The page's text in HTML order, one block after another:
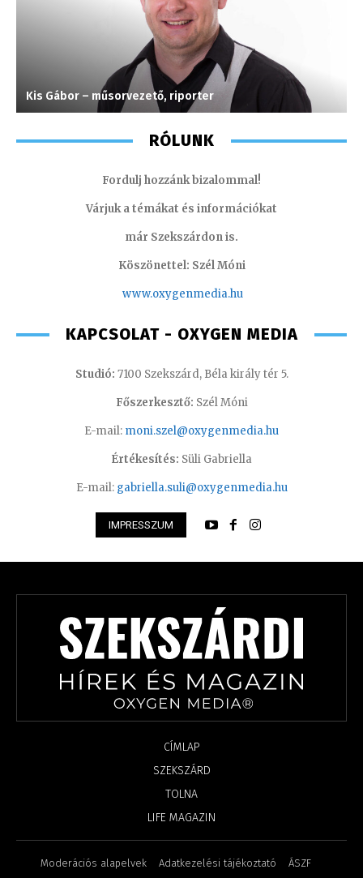
Kis Gábor – műsorvezető, riporter
RÓLUNK
Fordulj hozzánk bizalommal!
Várjuk a témákat és információkat
már Szekszárdon is.
Köszönettel: Szél Móni
www.oxygenmedia.hu
KAPCSOLAT - OXYGEN MEDIA
Studió: 7100 Szekszárd, Béla király tér 5.
Főszerkesztő: Szél Móni
E-mail: moni.szel@oxygenmedia.hu
Értékesítés: Süli Gabriella
E-mail: gabriella.suli@oxygenmedia.hu
IMPRESSZUM
CÍMLAP
SZEKSZÁRD
TOLNA
LIFE MAGAZIN
Moderációs alapelvek Adatkezelési tájékoztató ÁSZF